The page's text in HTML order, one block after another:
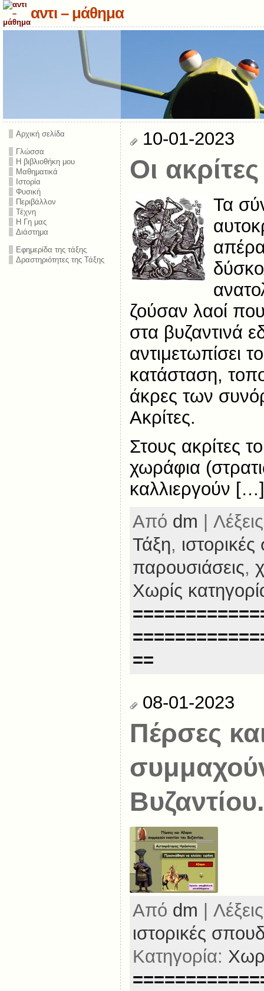
αντι – μάθημα
Αρχική σελίδα
Γλώσσα
Η βιβλιοθήκη μου
Μαθηματικά
Ιστορία
Φυσική
Περιβάλλον
Τέχνη
Η Γη μας
Διάστημα
Εφημερίδα της τάξης
Δραστηριότητες της Τάξης
10-01-2023
Οι ακρίτες
Τα
ζούσαν λαοί
στα βυζαντινά
αντιμετωπίσει
κατάσταση,
άκρες των
Ακρίτες.
Στους ακρίτες
χωράφια
καλλιεργούν […]
Από dm |
Τάξη,
παρουσιάσεις,
Χωρίς
==
08-01-2023
Πέρσες
Βυζαντίου.
Από dm |
ιστορικές
Κατηγορία: